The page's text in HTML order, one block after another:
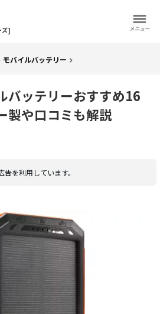
ズ]
モバイルバッテリー
バッテリーおすすめ16
製や口コミも解説
を利用しています。